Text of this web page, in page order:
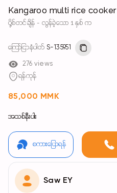
Kangaroo multi rice cooker
ပို့စ်တင်ချိန် - လွန်ခဲ့သော 1 နှစ် က
ကြော်ငြာနံပါတ် S-135951
276 views
ရန်ကုန်
85,000 MMK
အသစ်နီးပါး
စကားပြောရန်
Saw EY